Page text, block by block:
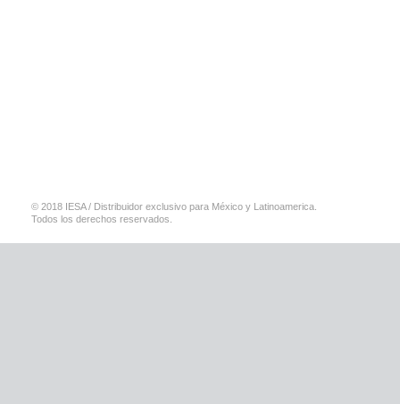
© 2018 IESA / Distribuidor exclusivo para México y Latinoamerica.
Todos los derechos reservados.